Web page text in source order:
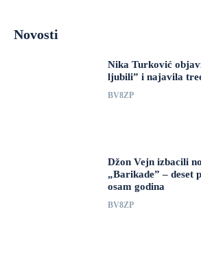
Novosti
Nika Turković
ljubili” i najavila
BV8ZP
Džon Vejn izbacili
„Barikade” – deset
osam godina
BV8ZP